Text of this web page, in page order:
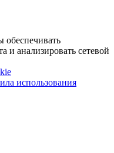
и анализировать сетевой
использования